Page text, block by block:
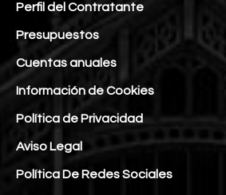
Perfil del Contratante
Presupuestos
Cuentas anuales
Información de Cookies
Política de Privacidad
Aviso Legal
Política De Redes Sociales